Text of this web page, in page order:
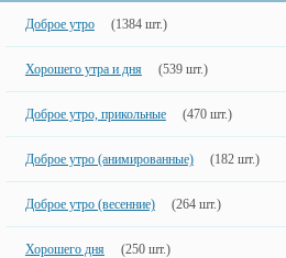
Доброе утро (1384 шт.)
Хорошего утра и дня (539 шт.)
Доброе утро, прикольные (470 шт.)
Доброе утро (анимированные) (182 шт.)
Доброе утро (весенние) (264 шт.)
Хорошего дня (250 шт.)